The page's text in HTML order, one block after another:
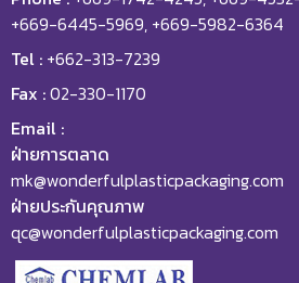
+669-6445-5969, +669-5982-6364
Tel : +662-313-7239
Fax :02-330-1170
Email :
ฝ่ายการตลาด
mk@wonderfulplasticpackaging.com
ฝ่ายประกันคุณภาพ
qc@wonderfulplasticpackaging.com